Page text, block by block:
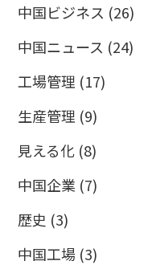
中国ビジネス (26)
中国ニュース (24)
工場管理 (17)
生産管理 (9)
見える化 (8)
中国企業 (7)
歴史 (3)
中国工場 (3)